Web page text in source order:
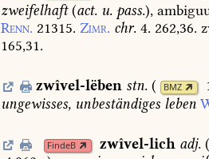
zweifelhaft(act. u. pass.),
Renn. 21315. Zimr. chr. 4. 262,36.
165,31.
zwîvel-lëben stn. ( BMZ
ungewisses, unbeständiges leben
FindeB zwîvel-lich adj.